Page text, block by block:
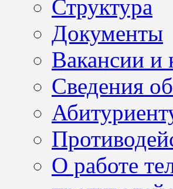
Структура
Документы
Вакансии и
Сведения
О работе